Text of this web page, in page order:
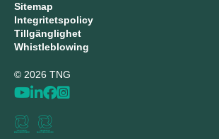
Sitemap
Integritetspolicy
Tillgänglighet
Whistleblowing
© 2026 TNG